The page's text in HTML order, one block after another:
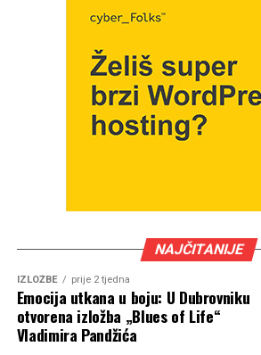
NAJČITANIJE
IZLOŽBE prije 2 tjedna
Emocija utkana u boju: U Dubrovniku
otvorena izložba „Blues of Life“
Vladimira Pandžića